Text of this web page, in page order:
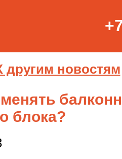
другим новостям
блока?